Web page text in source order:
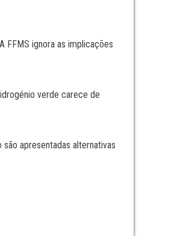
FFMS ignora as implicações
verde carece de
apresentadas alternativas